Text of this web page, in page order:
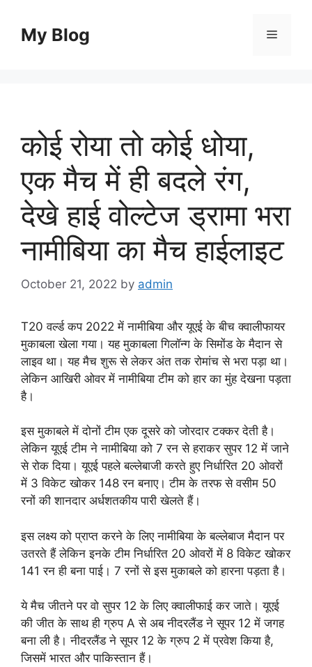
contentMy Blog Menu
कोई रोया तो कोई धोया,
एक मैच में ही बदले रंग,
देखे हाई वोल्टेज ड्रामा भरा
नामीबिया का मैच हाईलाइट
October 21, 2022 by admin
T20 वर्ल्ड कप 2022 में नामीबिया और यूएई के बीच क्वालीफायर
मुकाबला खेला गया। यह मुकाबला गिलॉन्ग के सिमोंड के मैदान से
लाइव था। यह मैच शुरू से लेकर अंत तक रोमांच से भरा पड़ा था।
लेकिन आखिरी ओवर में नामीबिया टीम को हार का मुंह देखना पड़ता
है।
इस मुकाबले में दोनों टीम एक दूसरे को जोरदार टक्कर देती है।
लेकिन यूएई टीम ने नामीबिया को 7 रन से हराकर सुपर 12 में जाने
से रोक दिया। यूएई पहले बल्लेबाजी करते हुए निर्धारित 20 ओवरों
में 3 विकेट खोकर 148 रन बनाए। टीम के तरफ से वसीम 50
रनों की शानदार अर्धशतकीय पारी खेलते हैं।
इस लक्ष्य को प्राप्त करने के लिए नामीबिया के बल्लेबाज मैदान पर
उतरते हैं लेकिन इनके टीम निर्धारित 20 ओवरों में 8 विकेट खोकर
141 रन ही बना पाई। 7 रनों से इस मुकाबले को हारना पड़ता है।
ये मैच जीतने पर वो सुपर 12 के लिए क्वालीफाई कर जाते। यूएई
की जीत के साथ ही ग्रुप A से अब नीदरलैंड ने सूपर 12 में जगह
बना ली है। नीदरलैंड ने सूपर 12 के ग्रुप 2 में प्रवेश किया है,
जिसमें भारत और पाकिस्तान हैं।